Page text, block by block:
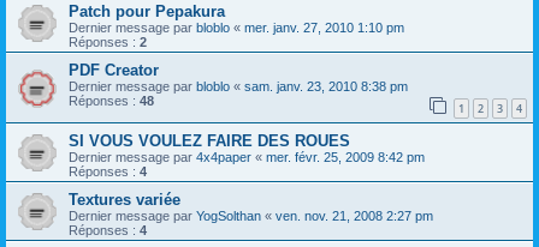
Patch pour Pepakura
Dernier message par bloblo « mer. janv. 27, 2010 1:10 pm
Réponses : 2
PDF Creator
Dernier message par bloblo « sam. janv. 23, 2010 8:38 pm
Réponses : 48 1 2 3 4
SI VOUS VOULEZ FAIRE DES ROUES
Dernier message par 4x4paper « mer. févr. 25, 2009 8:42 pm
Réponses : 4
Textures variée
Dernier message par YogSolthan « ven. nov. 21, 2008 2:27 pm
Réponses : 4